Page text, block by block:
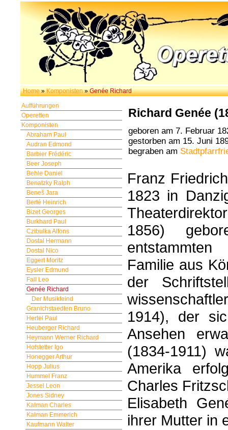
Home »Komponisten »Genée Richard
Aufführungen
Operetten
Komponisten
Abraham Paul
Audran Edmond
Barbier Frédéric
Beer Joseph
Behle Daniel
Benatzky Ralph
Beneš Jara
Berté Heinrich
Bizet Georges
Burkhard Paul
Czibulka Alfons
Dostal Hermann
Dostal Nico
Eggert Moritz
Eysler Edmund
Fall Leo
Genée Richard
Der Musikfeind
Granichstaedten Bruno
Hertel Paul
Heuberger Richard
Heymann Werner Richard
Hofstetter Igo
Honegger Arthur
Hopp Julius
Hummel Franz
Jessel Leon
Jones Sidney
Kalman Charles
Kalman Emmerich
Kaufmann Walter
Richard Genée
geboren am 7. Februar
gestorben am 15. Juni
begraben am
Franz
1823 in
1856)
Familie aus
der
1914), der
Ansehen
(1834-1911)
Amerika
Charles
Elisabeth
ihrer Mutter in